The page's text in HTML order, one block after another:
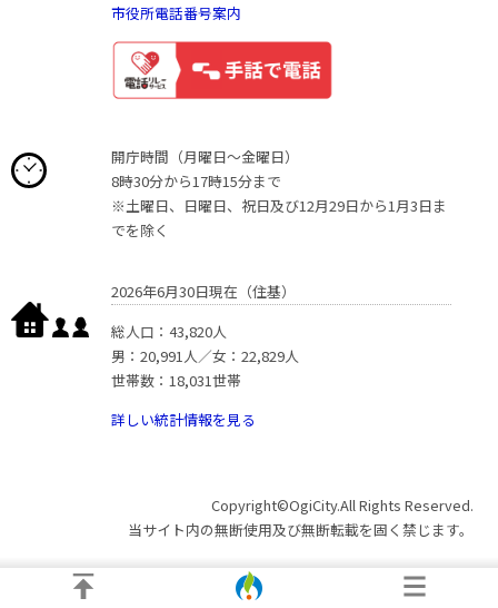
市役所電話番号案内
開庁時間（月曜日〜金曜日）
8時30分から17時15分まで
※土曜日、日曜日、祝日及び12月29日から1月3日ま
でを除く
2026年6月30日現在（住基）
総人口：43,820人
男：20,991人／女：22,829人
世帯数：18,031世帯
詳しい統計情報を見る
Copyright©OgiCity.All Rights Reserved.
当サイト内の無断使用及び無断転載を固く禁じます。